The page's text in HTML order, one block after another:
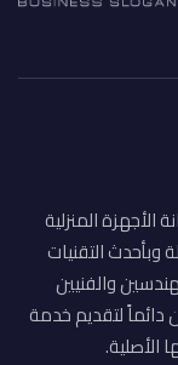
المنزلية
التقنيات
والفنيين
دائماً لتقديم خدمة